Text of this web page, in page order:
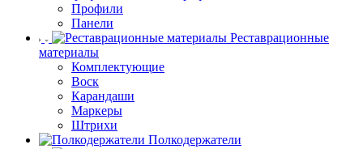
Профили
Панели
Реставрационные
материалы
Комплектующие
Воск
Карандаши
Маркеры
Штрихи
Полкодержатели